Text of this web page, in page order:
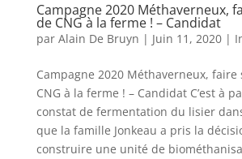
Campagne 2020 Méthaverneux,
de CNG à la ferme ! – Candidat
par Alain De Bruyn | Juin 11, 2020|
Campagne 2020 Méthaverneux, faire
CNG à la ferme ! – Candidat C’est à
constat de fermentation du lisier
que la famille Jonkeau a pris la
construire une unité de